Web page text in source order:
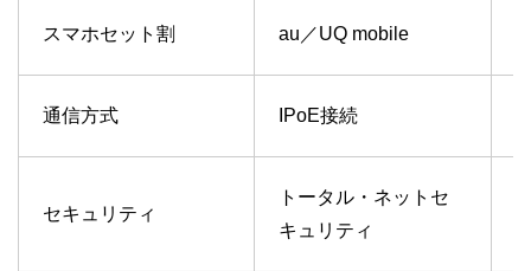
スマホセット割 au／UQ mobile
通信方式 IPoE接続
セキュリティ
トータル・ネットセ
キュリティ